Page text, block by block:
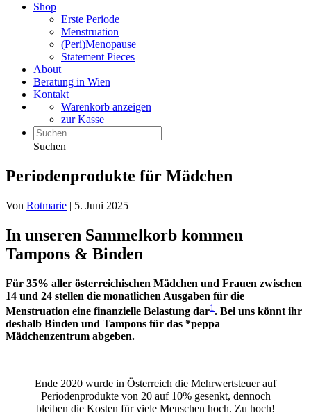
Shop
Erste Periode
Menstruation
(Peri)Menopause
Statement Pieces
About
Beratung in Wien
Kontakt
Warenkorb anzeigen
zur Kasse
Suchen
Periodenprodukte für Mädchen
Von Rotmarie | 5. Juni 2025
In unseren Sammelkorb kommen
Tampons & Binden
Für 35% aller österreichischen Mädchen und Frauen zwischen
14 und 24 stellen die monatlichen Ausgaben für die
Menstruation eine finanzielle Belastung dar1 . Bei uns könnt ihr
deshalb Binden und Tampons für das *peppa
Mädchenzentrum abgeben.
Ende 2020 wurde in Österreich die Mehrwertsteuer auf
Periodenprodukte von 20 auf 10% gesenkt, dennoch
bleiben die Kosten für viele Menschen hoch. Zu hoch!